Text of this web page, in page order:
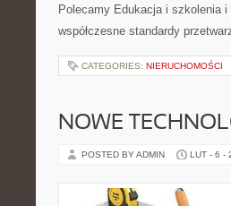
Polecamy Edukacja i szkolenia
współczesne standardy
CATEGORIES: NIERUCHOMOŚCI
NOWE
POSTED BY ADMIN LUT - 6 -